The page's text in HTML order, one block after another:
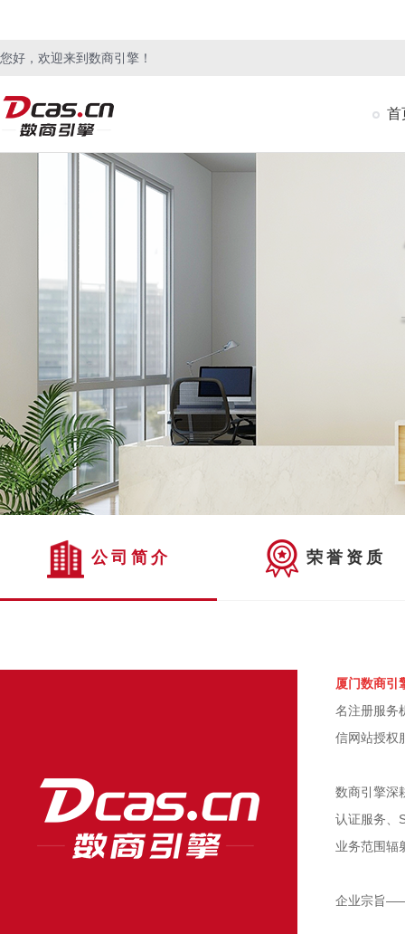
您好，欢迎来到数商引擎！
首
公司简介 荣誉资质
厦门数商引
名注册服务
信网站授权
数商引擎深
认证服务、
业务范围辐
企业宗旨